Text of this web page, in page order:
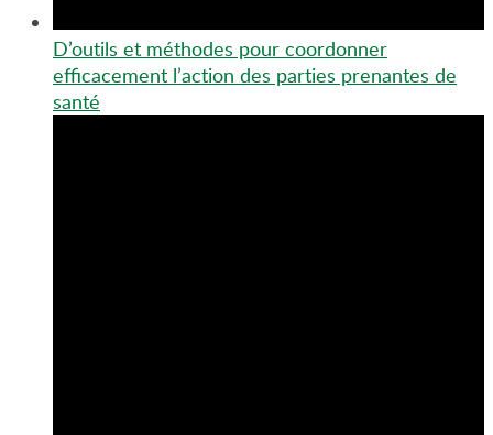
D’outils et méthodes pour coordonner
efficacement l’action des parties prenantes de
santé